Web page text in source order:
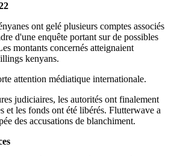
ont gelé plusieurs comptes associés
d'une enquête portant sur de possibles
montants concernés atteignaient
kenyans.
attention médiatique internationale.
judiciaires, les autorités ont finalement
et les fonds ont été libérés. Flutterwave a
des accusations de blanchiment.